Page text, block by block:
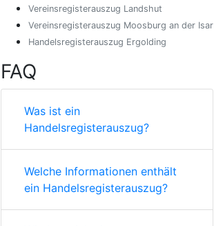
Vereinsregisterauszug Landshut
Vereinsregisterauszug Moosburg an der Isar
Handelsregisterauszug Ergolding
FAQ
Was ist ein
Handelsregisterauszug?
Welche Informationen enthält
ein Handelsregisterauszug?